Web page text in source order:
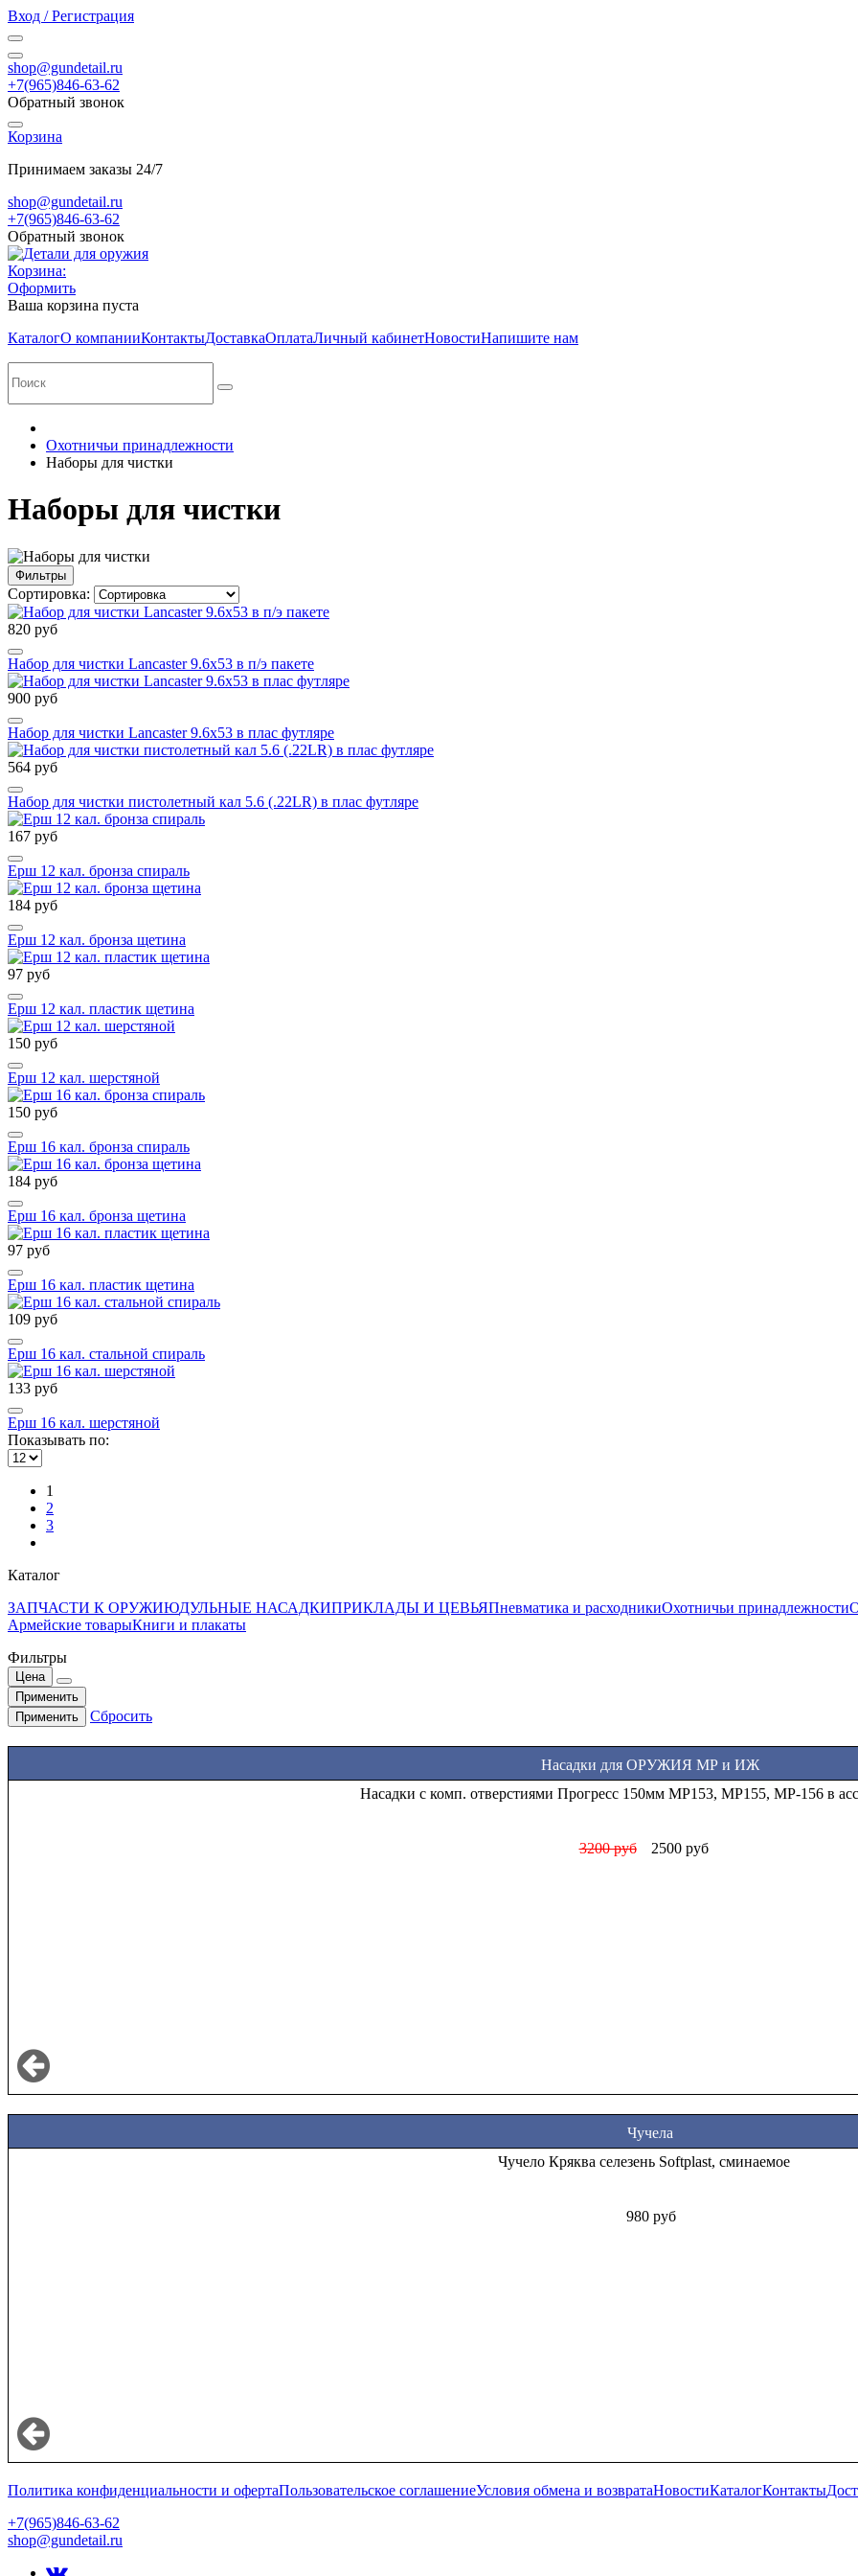
Вход / Регистрация
shop@gundetail.ru
+7(965)846-63-62
Обратный звонок
Корзина
Принимаем заказы 24/7
shop@gundetail.ru
+7(965)846-63-62
Обратный звонок
Корзина:
Оформить
Ваша корзина пуста
КаталогО компанииКонтактыДоставкаОплатаЛичный кабинетНовостиНапишите нам
Охотничьи принадлежности
Наборы для чистки
Наборы для чистки
Фильтры
Сортировка:
820 руб
Набор для чистки Lancaster 9.6х53 в п/э пакете
900 руб
Набор для чистки Lancaster 9.6х53 в плас футляре
564 руб
Набор для чистки пистолетный кал 5.6 (.22LR) в плас футляре
167 руб
Ерш 12 кал. бронза спираль
184 руб
Ерш 12 кал. бронза щетина
97 руб
Ерш 12 кал. пластик щетина
150 руб
Ерш 12 кал. шерстяной
150 руб
Ерш 16 кал. бронза спираль
184 руб
Ерш 16 кал. бронза щетина
97 руб
Ерш 16 кал. пластик щетина
109 руб
Ерш 16 кал. стальной спираль
133 руб
Ерш 16 кал. шерстяной
Показывать по:
1
2
3
Каталог
ЗАПЧАСТИ К ОРУЖИЮДУЛЬНЫЕ НАСАДКИПРИКЛАДЫ И ЦЕВЬЯПневматика и расходникиОхотничьи принадлежности
Армейские товарыКниги и плакаты
Фильтры
Цена
Применить
Применить
Сбросить
Насадки для ОРУЖИЯ МР и ИЖ
Насадки с комп. отверстиями Прогресс 150мм МР153, МР155, МР-156 в
3200 руб 2500 руб
Чучела
Чучело Кряква селезень Softplast, сминаемое
980 руб
Политика конфиденциальности и офертаПользовательское соглашениеУсловия обмена и возвратаНовостиКаталогКонтакты
+7(965)846-63-62
shop@gundetail.ru